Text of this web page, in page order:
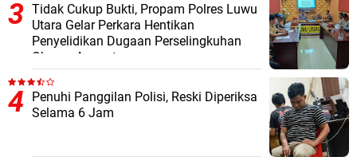
Tidak Cukup Bukti, Propam Polres Luwu
Utara Gelar Perkara Hentikan
Penyelidikan Dugaan Perselingkuhan
Oknum Anggota
Penuhi Panggilan Polisi, Reski Diperiksa
Selama 6 Jam